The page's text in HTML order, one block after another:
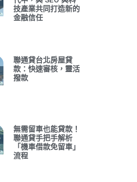
技產業共同打造新的
金融信任
聯通貸台北房屋貸
款：快速審核，靈活
撥款
無需留車也能貸款！
聯通貸手把手解析
「機車借款免留車」
流程